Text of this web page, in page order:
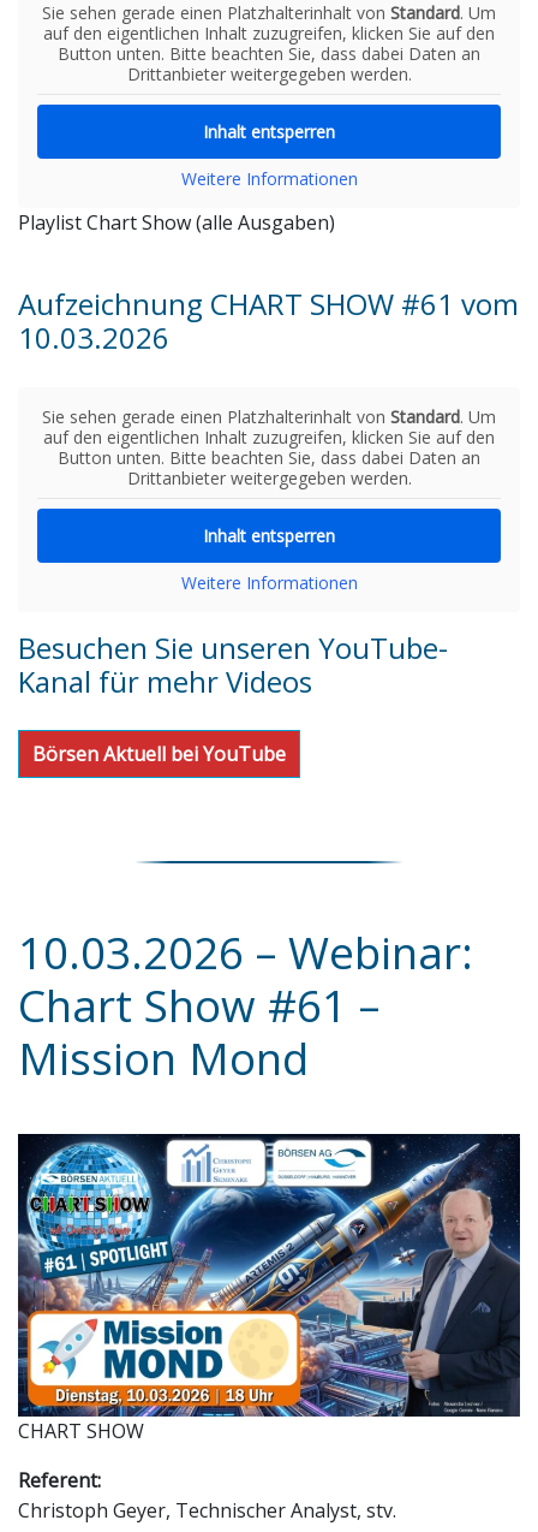
Sie sehen gerade einen Platzhalterinhalt von Standard. Um
auf den eigentlichen Inhalt zuzugreifen, klicken Sie auf den
Button unten. Bitte beachten Sie, dass dabei Daten an
Drittanbieter weitergegeben werden.
Inhalt entsperren
Weitere Informationen
Playlist Chart Show (alle Ausgaben)
Aufzeichnung CHART SHOW #61 vom
10.03.2026
Sie sehen gerade einen Platzhalterinhalt von Standard. Um
auf den eigentlichen Inhalt zuzugreifen, klicken Sie auf den
Button unten. Bitte beachten Sie, dass dabei Daten an
Drittanbieter weitergegeben werden.
Inhalt entsperren
Weitere Informationen
Besuchen Sie unseren YouTube-
Kanal für mehr Videos
Börsen Aktuell bei YouTube
10.03.2026 – Webinar:
Chart Show #61 –
Mission Mond
CHART SHOW
Referent:
Christoph Geyer, Technischer Analyst, stv.